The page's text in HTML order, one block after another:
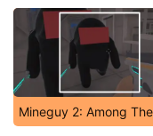
Mineguy 2: Among